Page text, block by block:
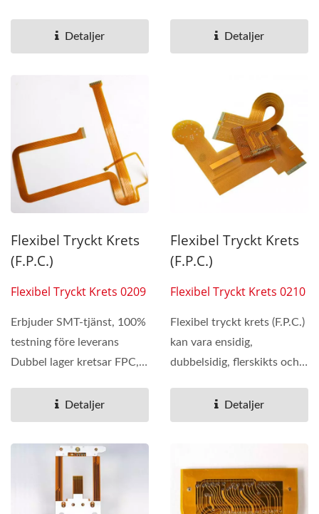
Detaljer
Detaljer
Flexibel Tryckt Krets
(F.P.C.)
Flexibel Tryckt Krets 0209
Erbjuder SMT-tjänst, 100%
testning före leverans
Dubbel lager kretsar FPC,
Detaljer
Flexibel Tryckt Krets
(F.P.C.)
Flexibel Tryckt Krets 0210
Flexibel tryckt krets (F.P.C.)
kan vara ensidig,
dubbelsidig, flerskikts och
(ytmonteringsteknik)...
Detaljer